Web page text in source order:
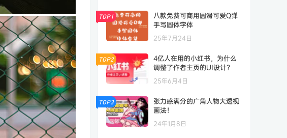
TOP1
八款免费可商用圆滑可爱Q弹
手写圆体字体
25年7月24日
TOP2
4亿人在用的小红书，为什么
调整了作者主页的UI设计？
25年6月4日
TOP3
张力感满分的广角人物大透视
画法！
24年1月8日